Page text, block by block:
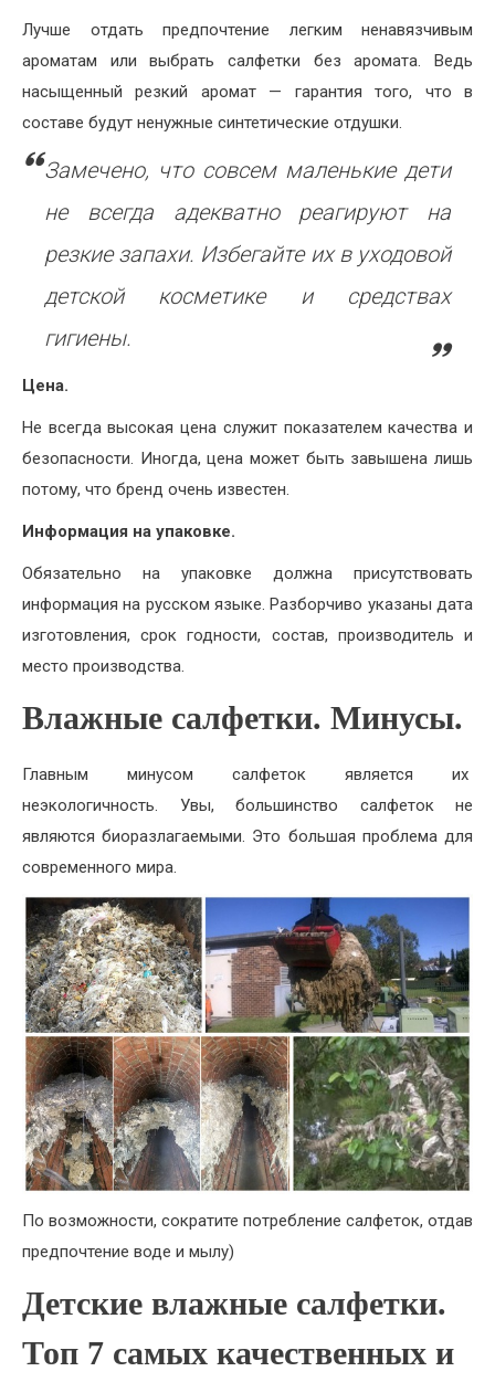
Лучше отдать предпочтение легким ненавязчивым
ароматам или выбрать салфетки без аромата. Ведь
насыщенный резкий аромат — гарантия того, что в
составе будут ненужные синтетические отдушки.
Замечено, что совсем маленькие дети
не всегда адекватно реагируют на
резкие запахи. Избегайте их в уходовой
детской косметике и средствах
гигиены.
Цена.
Не всегда высокая цена служит показателем качества и
безопасности. Иногда, цена может быть завышена лишь
потому, что бренд очень известен.
Информация на упаковке.
Обязательно на упаковке должна присутствовать
информация на русском языке. Разборчиво указаны дата
изготовления, срок годности, состав, производитель и
место производства.
Влажные салфетки. Минусы.
Главным минусом салфеток является их
неэкологичность. Увы, большинство салфеток не
являются биоразлагаемыми. Это большая проблема для
современного мира.
По возможности, сократите потребление салфеток, отдав
предпочтение воде и мылу)
Детские влажные салфетки.
Топ 7 самых качественных и